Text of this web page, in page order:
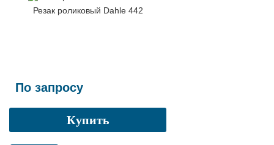
Резак роликовый Dahle 442
По запросу
Купить